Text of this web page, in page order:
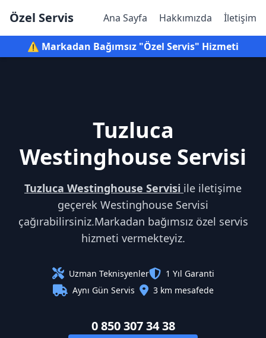
Özel Servis Ana Sayfa Hakkımızda İletişim
⚠️ Markadan Bağımsız "Özel Servis" Hizmeti
Tuzluca
Westinghouse Servisi
Tuzluca Westinghouse Servisi ile iletişime
geçerek Westinghouse Servisi
çağırabilirsiniz.Markadan bağımsız özel servis
hizmeti vermekteyiz.
Uzman Teknisyenler
1 Yıl Garanti
Aynı Gün Servis
3 km mesafede
0 850 307 34 38